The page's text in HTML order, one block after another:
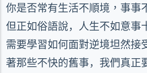
你是否常有生活不順境，事事
但正如俗語說，人生不如意事
需要學習如何面對逆境坦然接
著那些不快的舊事，我們真正